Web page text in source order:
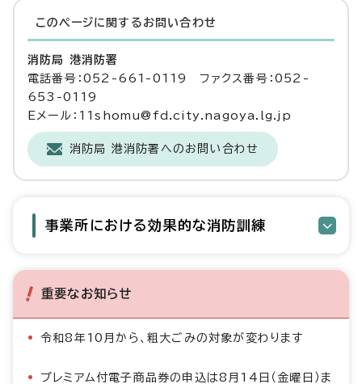
このページに関する お問い合わせ
消防局 港消防署
電話番号：052-661-0119 ファクス番号：052-
653-0119
Eメール：11shomu@fd.city.nagoya.lg.jp
消防局 港消防署へのお問い合わせ
事業所における効果的な消防訓練
重要なお知らせ
令和8年10月から、粗大ごみの対象が変わります
プレミアム付電子商品券の申込は8月14日（金曜日）ま